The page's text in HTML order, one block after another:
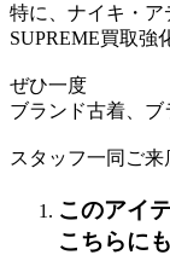
特に、ナイキ・
SUPREME買取強
ぜひ一度
ブランド古着、ブ
スタッフ一同ご
このアイ
こちらに